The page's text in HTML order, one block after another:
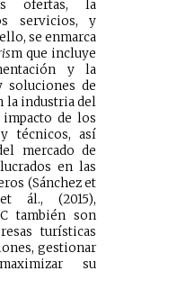
ofertas, la
servicios, y
se enmarca
m que incluye
y la
soluciones de
la industria del
de los
técnicos, así
mercado de
en las
(Sánchez et
ál., (2015),
también son
turísticas
gestionar
su